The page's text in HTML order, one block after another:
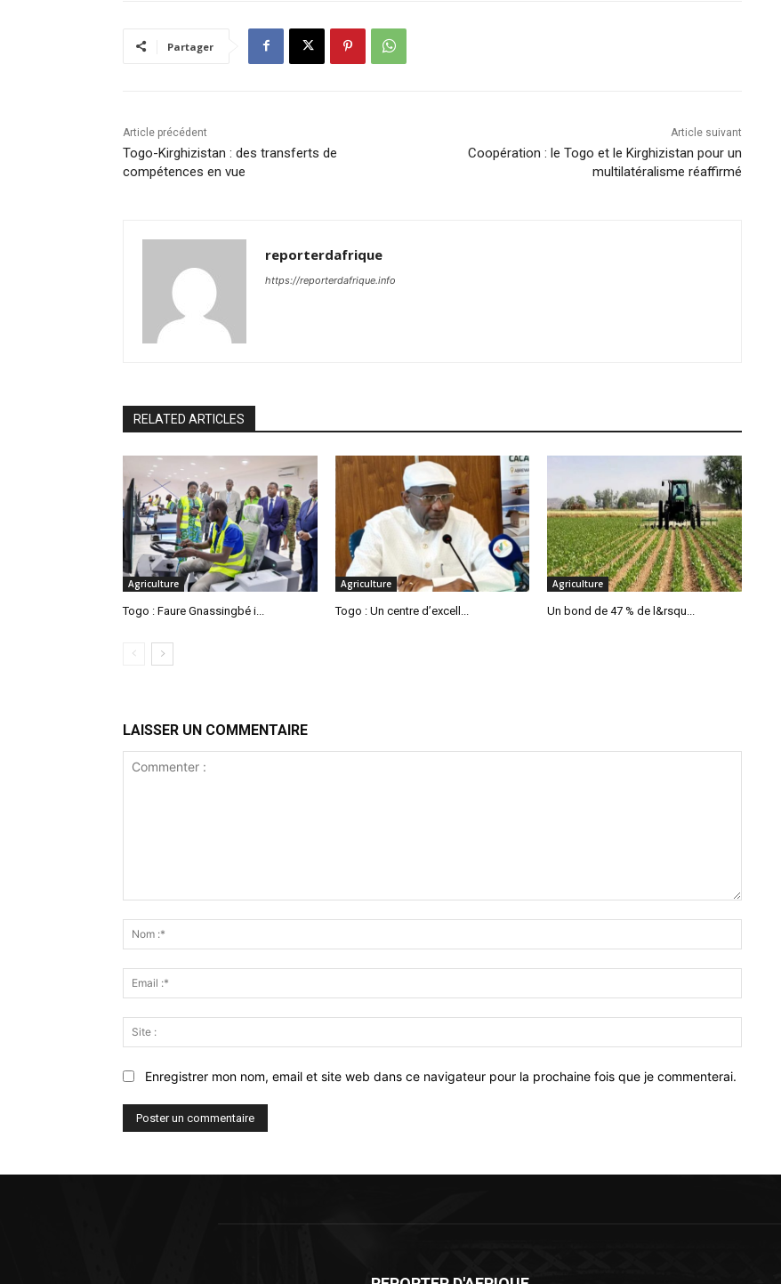
Partager
Article précédent
Togo-Kirghizistan : des transferts de
compétences en vue
Article suivant
Coopération : le Togo et le Kirghizistan pour un
multilatéralisme réaffirmé
reporterdafrique
https://reporterdafrique.info
RELATED ARTICLES
Agriculture
Togo : Faure Gnassingbé i...
Agriculture
Togo : Un centre d’excell...
Agriculture
Un bond de 47 % de l&rsqu...
LAISSER UN COMMENTAIRE
:*
:*
:
Enregistrer mon nom, email et site web dans ce navigateur pour la prochaine fois que je commenterai.